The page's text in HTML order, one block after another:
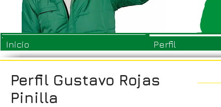
Inicio Perfil
Perfil Gustavo Rojas
Pinilla